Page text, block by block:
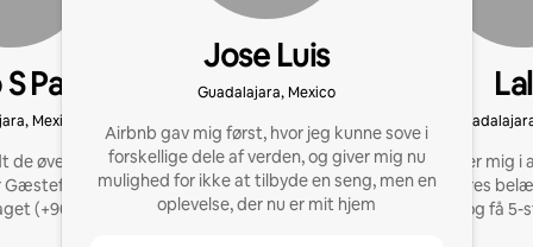
Pantoja
Mexico
øverste 10 % (4,97 i
Gæstefavoritter og er
(+90 %).
Jose Luis
Guadalajara, Mexico
Airbnb gav mig først, hvor jeg kunne sove i
forskellige dele af verden, og giver mig nu
mulighed for ikke at tilbyde en seng, men en
oplevelse, der nu er mit hjem
Jeg specialiserer mig
at forbedre deres
deres drift og få